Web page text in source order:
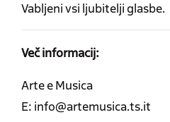
Vabljeni vsi ljubitelji glasbe.
Več informacij:
Arte e Musica
E: info@artemusica.ts.it